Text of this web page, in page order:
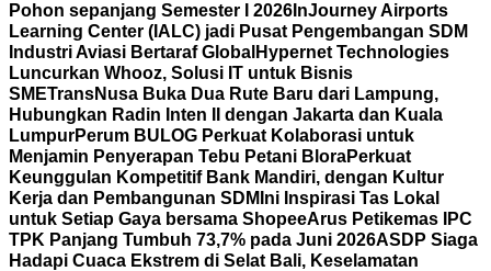
Pohon sepanjang Semester I 2026 InJourney Airports
Learning Center (IALC) jadi Pusat Pengembangan SDM
Industri Aviasi Bertaraf Global Hypernet Technologies
Luncurkan Whooz, Solusi IT untuk Bisnis
SMETransNusa Buka Dua Rute Baru dari Lampung,
Hubungkan Radin Inten II dengan Jakarta dan Kuala
LumpurPerum BULOG Perkuat Kolaborasi untuk
Menjamin Penyerapan Tebu Petani BloraPerkuat
Keunggulan Kompetitif Bank Mandiri, dengan Kultur
Kerja dan Pembangunan SDM Ini Inspirasi Tas Lokal
untuk Setiap Gaya bersama ShopeeArus Petikemas IPC
TPK Panjang Tumbuh 73,7% pada Juni 2026ASDP Siaga
Hadapi Cuaca Ekstrem di Selat Bali, Keselamatan